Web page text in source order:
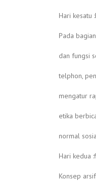
Hari kesatu
Pada
dan fungsi
telphon,
mengatur
etika
normal
Hari kedua
Konsep